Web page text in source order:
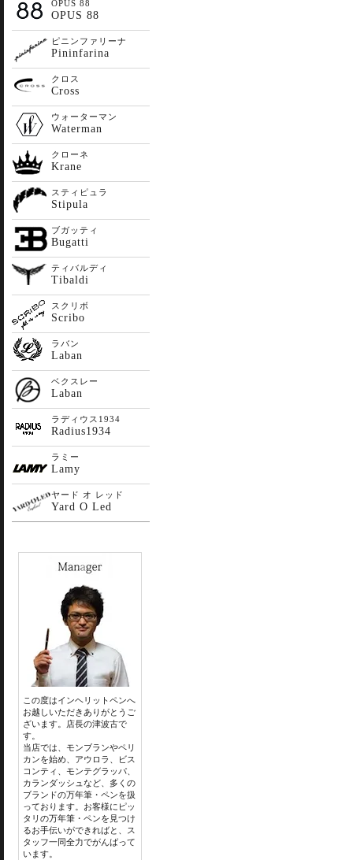
OPUS 88
OPUS 88
ピニンファリーナ
Pininfarina
クロス
Cross
ウォーターマン
Waterman
クローネ
Krane
スティピュラ
Stipula
ブガッティ
Bugatti
ティバルディ
Tibaldi
スクリボ
Scribo
ラバン
Laban
ベクスレー
Laban
ラディウス1934
Radius1934
ラミー
Lamy
ヤード オ レッド
Yard O Led
この度はインヘリットペンへ
お越しいただきありがとうご
ざいます。店長の津波古で
す。
当店では、モンブランやペリ
カンを始め、アウロラ、ビス
コンティ、モンテグラッパ、
カランダッシュなど、多くの
ブランドの万年筆・ペンを扱
っております。お客様にピッ
タリの万年筆・ペンを見つけ
るお手伝いができればと、ス
タッフ一同全力でがんばって
います。